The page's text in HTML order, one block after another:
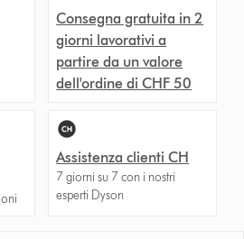
Consegna gratuita in 2
giorni lavorativi a
partire da un valore
dell'ordine di CHF 50
Assistenza clienti CH
7 giorni su 7 con i nostri
esperti Dyson